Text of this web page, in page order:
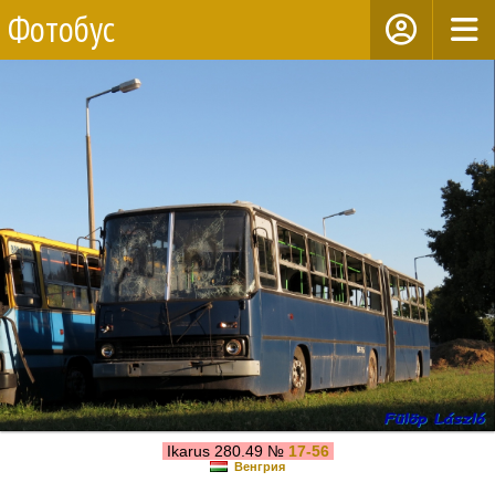
Фотобус
Ikarus 280.49 № 17-56
Венгрия